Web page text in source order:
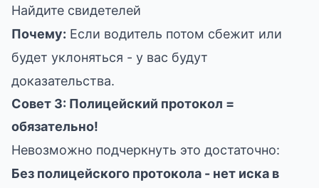
Найдите свидетелей
Почему: Если водитель потом сбежит или
будет уклоняться - у вас будут
доказательства.
Совет 3: Полицейский протокол =
обязательно!
Невозможно подчеркнуть это достаточно:
Без полицейского протокола - нет иска в